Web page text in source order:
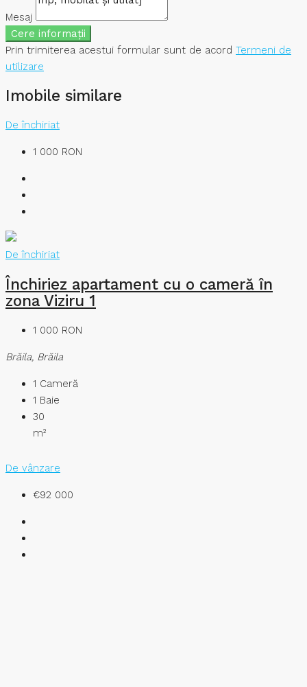
Mesaj
Cere informații
Prin trimiterea acestui formular sunt de acord Termeni de
utilizare
Imobile similare
De închiriat
1 000 RON
De închiriat
Închiriez apartament cu o cameră în
zona Viziru 1
1 000 RON
Brăila, Brăila
1 Cameră
1 Baie
30
m²
De vânzare
€92 000